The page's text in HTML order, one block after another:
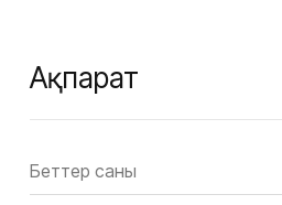
Ақпарат
Беттер саны